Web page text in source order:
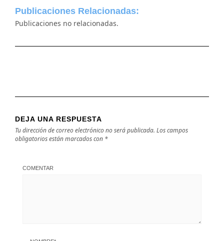
Publicaciones Relacionadas:
Publicaciones no relacionadas.
DEJA UNA RESPUESTA
Tu dirección de correo electrónico no será publicada. Los campos
obligatorios están marcados con *
COMENTAR